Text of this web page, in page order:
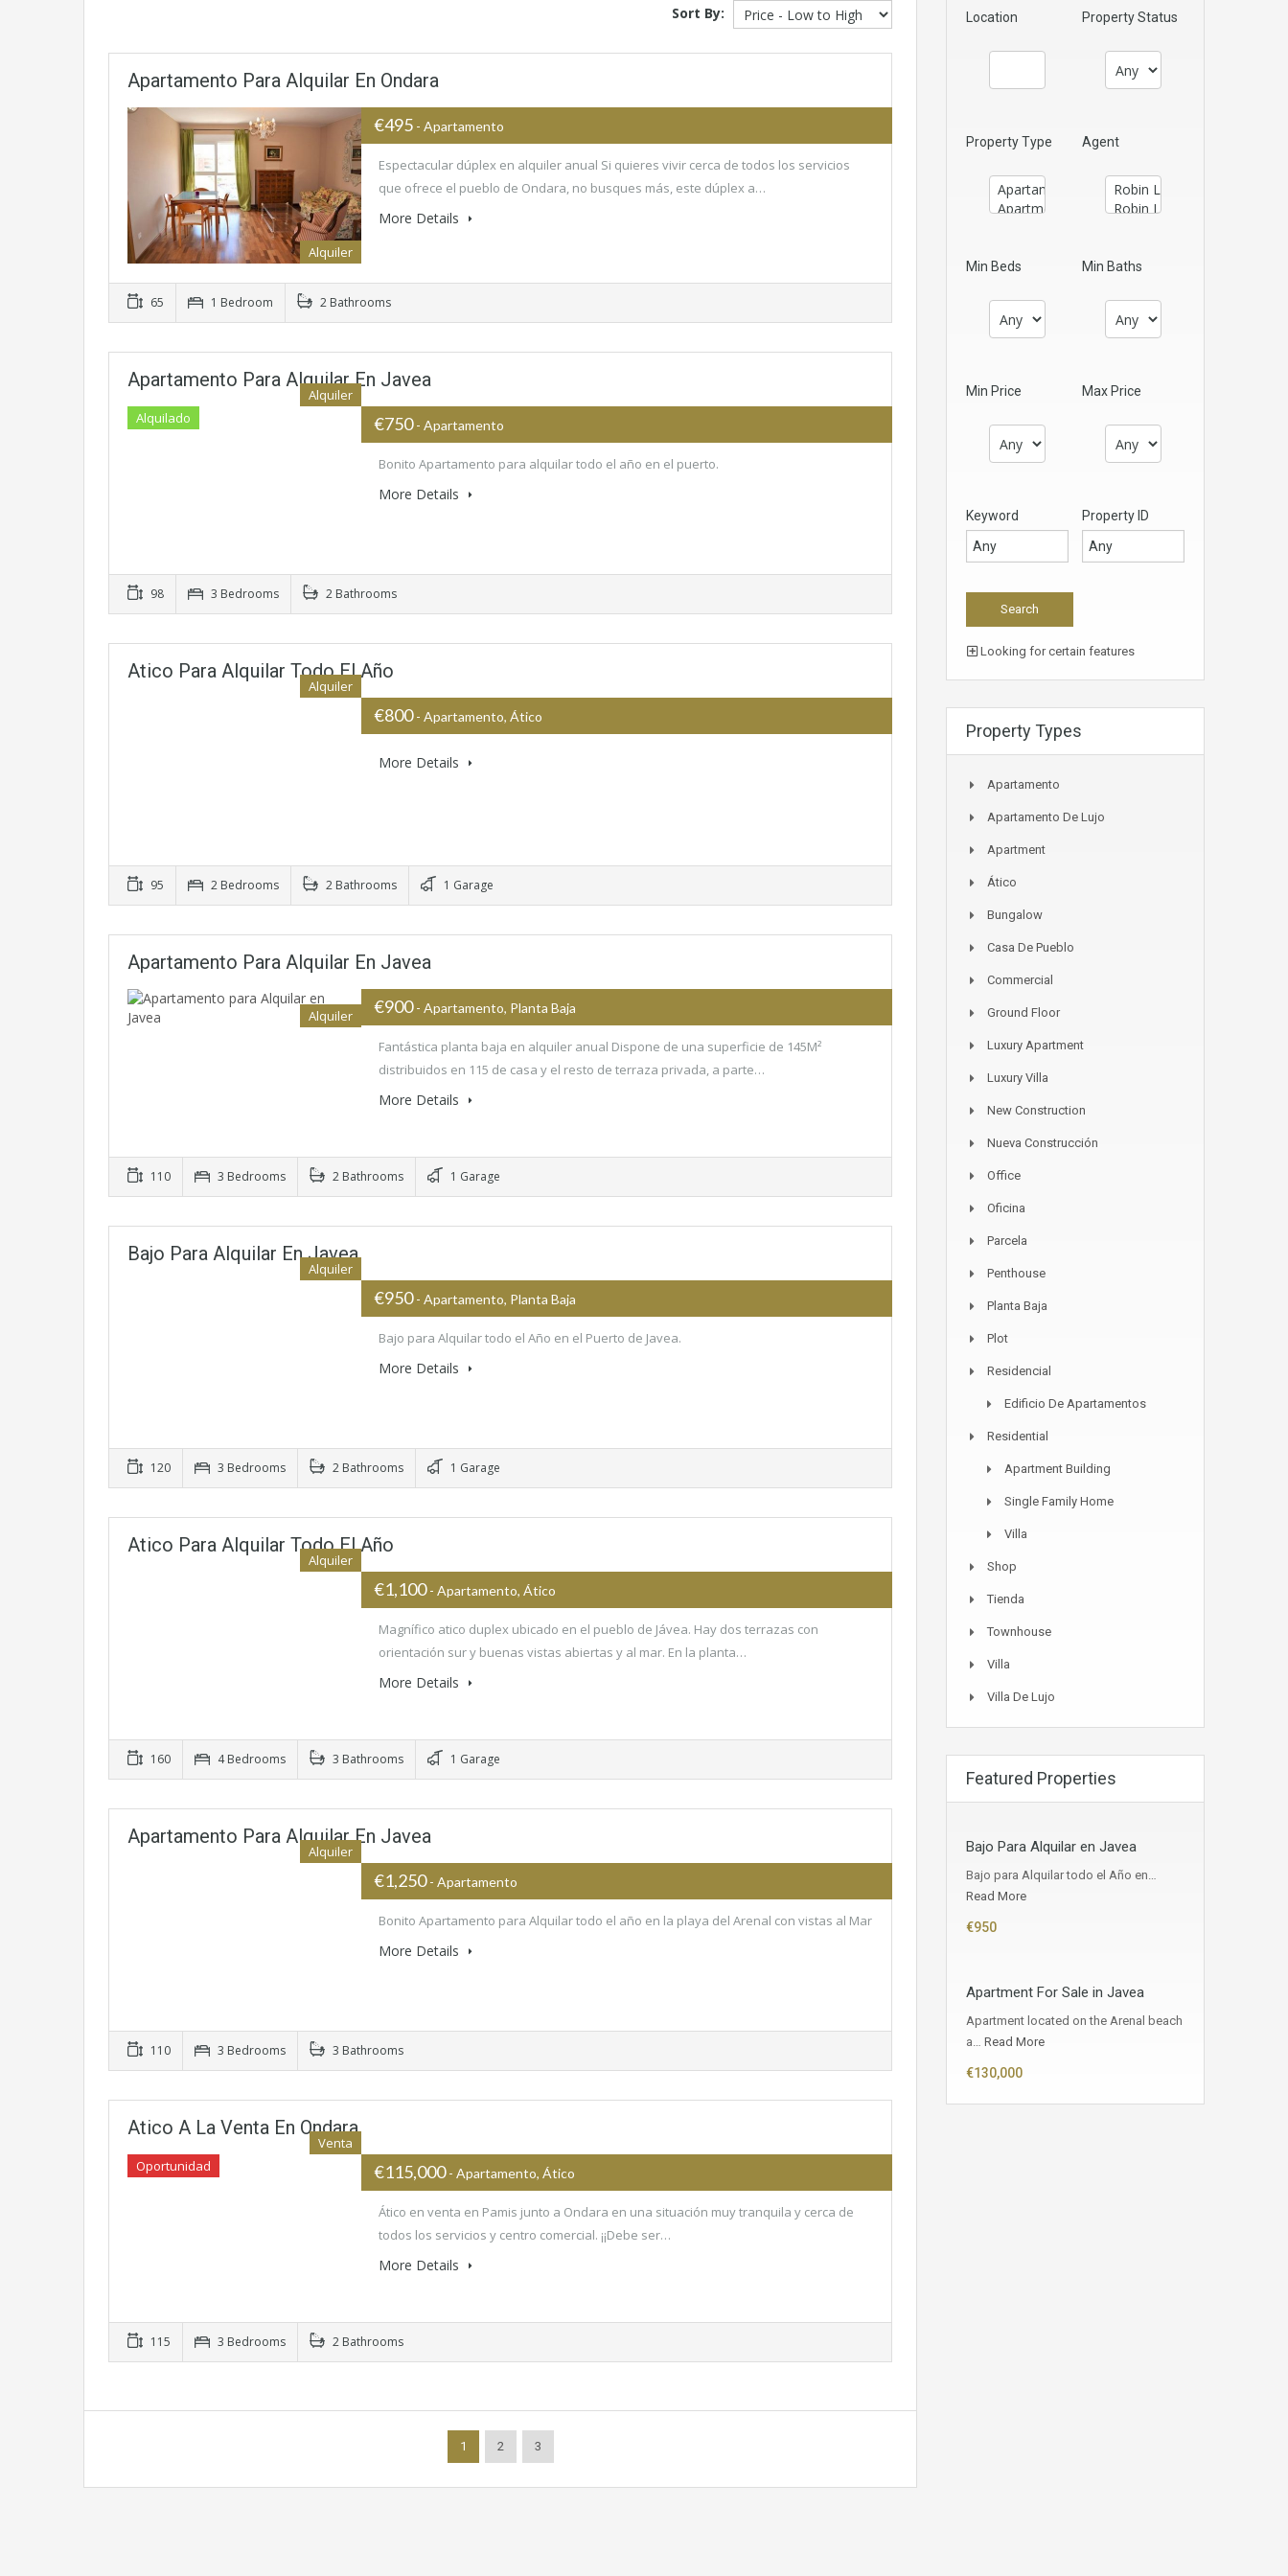
Sort By:
Apartamento Para Alquilar En Ondara
Alquiler
€495 - Apartamento
Espectacular dúplex en alquiler anual Si quieres vivir cerca de todos los servicios
que ofrece el pueblo de Ondara, no busques más, este dúplex a…
More Details
65 1 Bedroom 2 Bathrooms
Apartamento Para Alquilar En Javea
Alquilado
Alquiler
€750- Apartamento
Bonito Apartamento para alquilar todo el año en el puerto.
More Details
98 3 Bedrooms 2 Bathrooms
Atico Para Alquilar Todo El Año
Alquiler
€800- Apartamento, Ático
More Details
95 2 Bedrooms 2 Bathrooms 1 Garage
Apartamento Para Alquilar En Javea
Alquiler €900- Apartamento, Planta Baja
Fantástica planta baja en alquiler anual Dispone de una superficie de 145M²
distribuidos en 115 de casa y el resto de terraza privada, a parte…
More Details
110 3 Bedrooms 2 Bathrooms 1 Garage
Bajo Para Alquilar En Javea
Alquiler
€950- Apartamento, Planta Baja
Bajo para Alquilar todo el Año en el Puerto de Javea.
More Details
120 3 Bedrooms 2 Bathrooms 1 Garage
Atico Para Alquilar Todo El Año
Alquiler
€1,100- Apartamento, Ático
Magnífico atico duplex ubicado en el pueblo de Jávea. Hay dos terrazas con
orientación sur y buenas vistas abiertas y al mar. En la planta…
More Details
160 4 Bedrooms 3 Bathrooms 1 Garage
Apartamento Para Alquilar En Javea
Alquiler
€1,250- Apartamento
Bonito Apartamento para Alquilar todo el año en la playa del Arenal con vistas al Mar
More Details
110 3 Bedrooms 3 Bathrooms
Atico A La Venta En Ondara
Oportunidad
Venta
€115,000- Apartamento, Ático
Ático en venta en Pamis junto a Ondara en una situación muy tranquila y cerca de
todos los servicios y centro comercial. ¡¡Debe ser…
More Details
115 3 Bedrooms 2 Bathrooms
1 2 3
Location Property Status
Property Type Agent
Min Beds Min Baths
Min Price Max Price
Keyword Property ID
Looking for certain features
Property Types
Apartamento
Apartamento De Lujo
Apartment
Ático
Bungalow
Casa De Pueblo
Commercial
Ground Floor
Luxury Apartment
Luxury Villa
New Construction
Nueva Construcción
Office
Oficina
Parcela
Penthouse
Planta Baja
Plot
Residencial
Edificio De Apartamentos
Residential
Apartment Building
Single Family Home
Villa
Shop
Tienda
Townhouse
Villa
Villa De Lujo
Featured Properties
Bajo Para Alquilar en Javea
Bajo para Alquilar todo el Año en…
Read More
€950
Apartment For Sale in Javea
Apartment located on the Arenal beach
a… Read More
€130,000